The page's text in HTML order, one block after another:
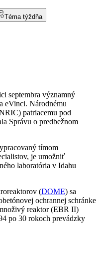
Téma týždňa
septembra významný
eVinci. Národnému
patriacemu pod
Správu o predbežnom
tímom
je umožniť
laboratória v Idahu
(DOME) sa
ochrannej schránke
reaktor (EBR II)
po 30 rokoch prevádzky